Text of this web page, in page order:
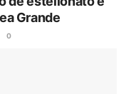
Grande
0